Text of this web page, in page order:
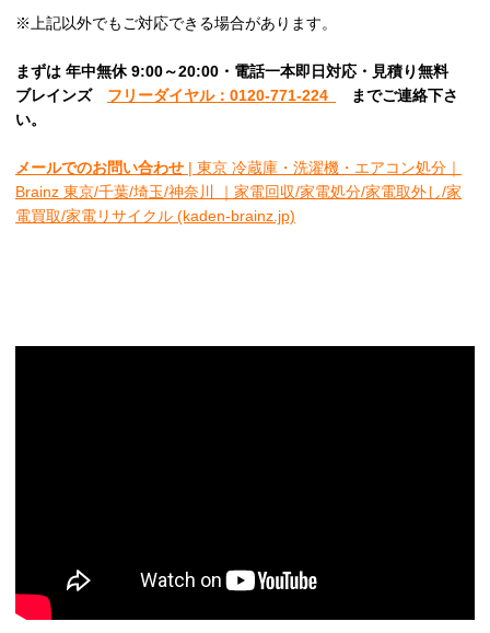
※上記以外でもご対応できる場合があります。
まずは 年中無休 9:00～20:00・電話一本即日対応・見積り無料
ブレインズ フリーダイヤル：0120-771-224 までご連絡下さ
い。
メールでのお問い合わせ | 東京 冷蔵庫・洗濯機・エアコン処分｜
Brainz 東京/千葉/埼玉/神奈川 ｜家電回収/家電処分/家電取外し/家
電買取/家電リサイクル (kaden-brainz.jp)